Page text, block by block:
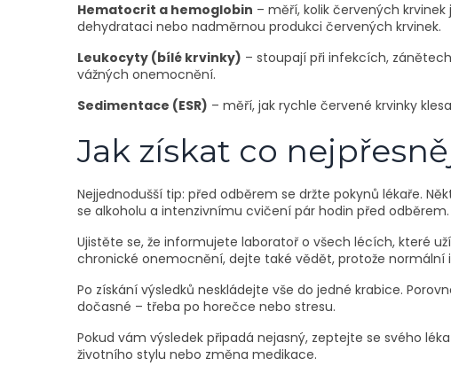
Hematocrit a hemoglobin – měří, kolik červených
dehydrataci nebo nadměrnou produkci červených krvinek.
Leukocyty (bílé krvinky) – stoupají při infekcích,
vážných onemocnění.
Sedimentace (ESR) – měří, jak rychle červené krvinky
Jak získat co
Nejjednodušší tip: před odběrem se držte pokynů lékaře.
se alkoholu a intenzivnímu cvičení pár hodin před odběrem.
Ujistěte se, že informujete laboratoř o všech lécích, které
chronické onemocnění, dejte také vědět, protože normální
Po získání výsledků neskládejte vše do jedné krabice.
dočasné – třeba po horečce nebo stresu.
Pokud vám výsledek připadá nejasný, zeptejte se svého
životního stylu nebo změna medikace.